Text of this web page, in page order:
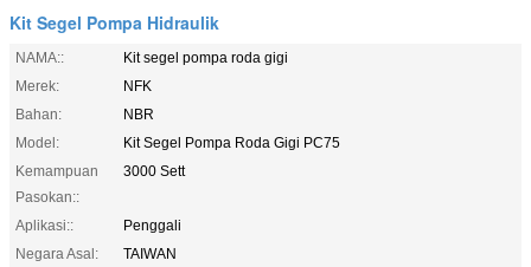
Kit Segel Pompa Hidraulik
NAMA::
Kit segel pompa roda gigi
Merek:
NFK
Bahan:
NBR
Model:
Kit Segel Pompa Roda Gigi PC75
Kemampuan
Pasokan::
3000 Sett
Aplikasi::
Penggali
Negara Asal:
TAIWAN